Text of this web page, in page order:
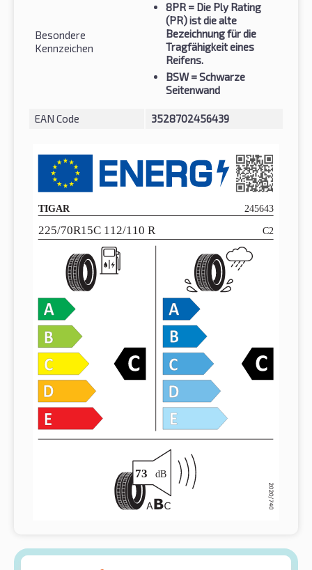
Besondere
Kennzeichen
8PR = Die Ply Rating
(PR) ist die alte
Bezeichnung für die
Tragfähigkeit eines
Reifens.
BSW= Schwarze
Seitenwand
EAN Code 3528702456439